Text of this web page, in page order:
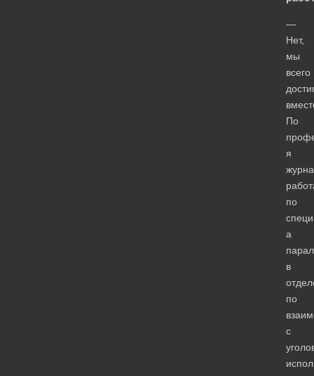
—
Нет,
мы
всего
По
я
по
а
в
по
с